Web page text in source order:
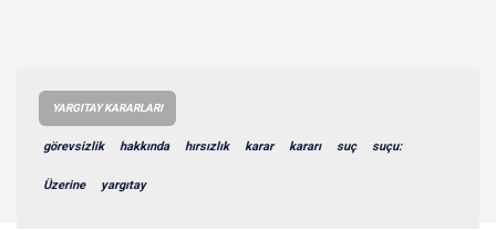
YARGITAY KARARLARI
görevsizlik hakkında hırsızlık karar kararı suç suçu:
Üzerine yargıtay